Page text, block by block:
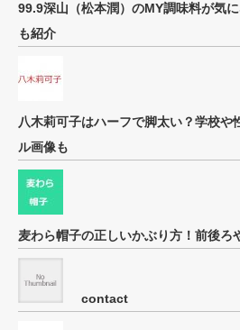
99.9深山（松本潤）のMY調味料が気
も紹介
八木莉可子はハーフで脚太い？学校や
ル画像も
麦わら帽子の正しいかぶり方！前後ろ
contact